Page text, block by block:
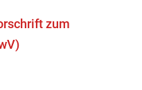
zum